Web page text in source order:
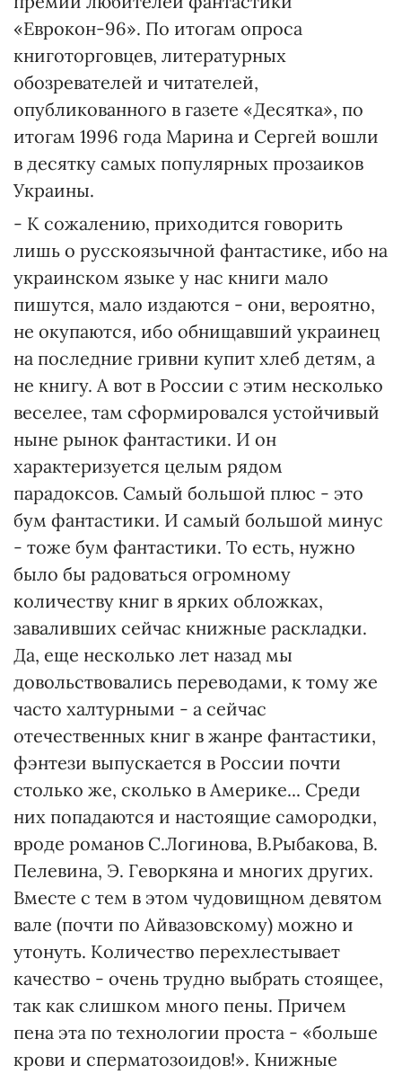
«Еврокон-96». По итогам опроса
книготорговцев, литературных
обозревателей и читателей,
опубликованного в газете «Десятка», по
итогам 1996 года Марина и Сергей вошли
в десятку самых популярных прозаиков
Украины.
- К сожалению, приходится говорить
лишь о русскоязычной фантастике, ибо на
украинском языке у нас книги мало
пишутся, мало издаются - они, вероятно,
не окупаются, ибо обнищавший украинец
на последние гривни купит хлеб детям, а
не книгу. А вот в России с этим несколько
веселее, там сформировался устойчивый
ныне рынок фантастики. И он
характеризуется целым рядом
парадоксов. Самый большой плюс - это
бум фантастики. И самый большой минус
- тоже бум фантастики. То есть, нужно
было бы радоваться огромному
количеству книг в ярких обложках,
заваливших сейчас книжные раскладки.
Да, еще несколько лет назад мы
довольствовались переводами, к тому же
часто халтурными - а сейчас
отечественных книг в жанре фантастики,
фэнтези выпускается в России почти
столько же, сколько в Америке... Среди
них попадаются и настоящие самородки,
вроде романов С.Логинова, В.Рыбакова, В.
Пелевина, Э. Геворкяна и многих других.
Вместе с тем в этом чудовищном девятом
вале (почти по Айвазовскому) можно и
утонуть. Количество перехлестывает
качество - очень трудно выбрать стоящее,
так как слишком много пены. Причем
пена эта по технологии проста - «больше
крови и сперматозоидов!». Книжные